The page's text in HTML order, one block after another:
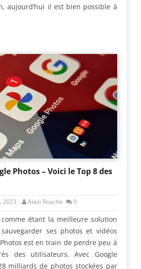
aujourd’hui il est bien possible à
Photos – Voici le Top 8 des
2023 Alain Roache 0
étant la meilleure solution
ses photos et vidéos
est en train de perdre peu à
des utilisateurs. Avec Google
milliards de photos stockées par